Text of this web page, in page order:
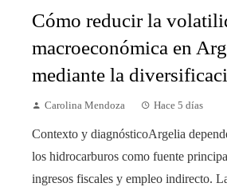
Cómo reducir la
macroeconómica en
mediante la
Carolina Mendoza Hace 5 días
Contexto y diagnósticoArgelia
los hidrocarburos como fuente
ingresos fiscales y empleo indirecto.